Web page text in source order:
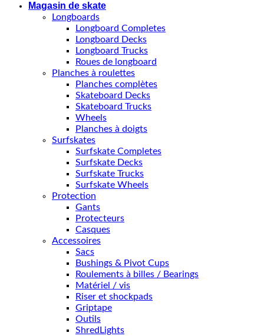
Magasin de skate
Longboards
Longboard Completes
Longboard Decks
Longboard Trucks
Roues de longboard
Planches à roulettes
Planches complètes
Skateboard Decks
Skateboard Trucks
Wheels
Planches à doigts
Surfskates
Surfskate Completes
Surfskate Decks
Surfskate Trucks
Surfskate Wheels
Protection
Gants
Protecteurs
Casques
Accessoires
Sacs
Bushings & Pivot Cups
Roulements à billes / Bearings
Matériel / vis
Riser et shockpads
Griptape
Outils
ShredLights